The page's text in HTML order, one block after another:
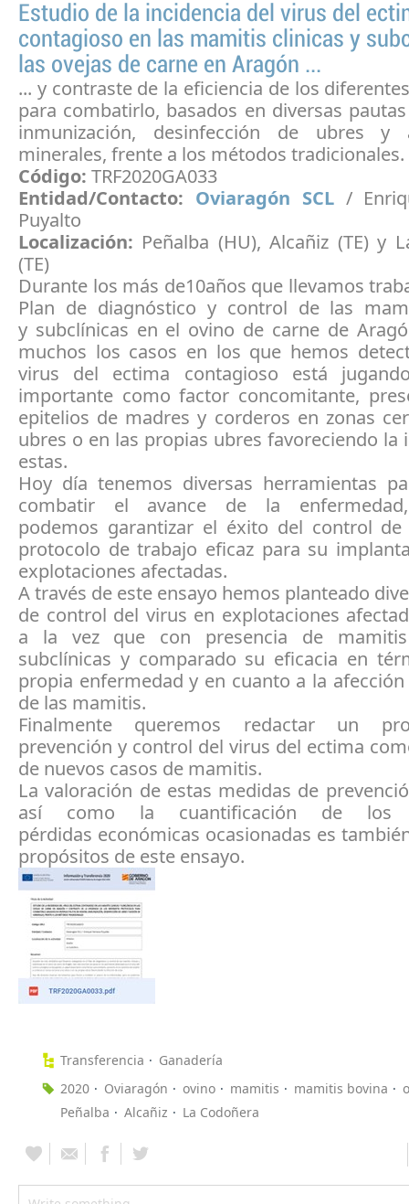
Estudio de la incidencia del virus del
contagioso en las mamitis clinicas y
las ovejas de carne en Aragón ...
... y contraste de la eficiencia de los
para combatirlo, basados en diversas
inmunización, desinfección de ubres y
minerales, frente a los métodos tradicionales.
Código: TRF2020GA033
Entidad/Contacto: Oviaragón SCL/
Puyalto
Localización: Peñalba (HU), Alcañiz (TE) y
(TE)
Durante los más de10años que llevamos
Plan de diagnóstico y control de las
y subclínicas en el ovino de carne de
muchos los casos en los que hemos
virus del ectima contagioso está
importante como factor concomitante,
epitelios de madres y corderos en zonas
ubres o en las propias ubres favoreciendo la
estas.
Hoy día tenemos diversas herramientas
combatir el avance de la
podemos garantizar el éxito del control
protocolo de trabajo eficaz para su
explotaciones afectadas.
A través de este ensayo hemos planteado
de control del virus en explotaciones
a la vez que con presencia de
subclínicas y comparado su eficacia en
propia enfermedad y en cuanto a la
de las mamitis.
Finalmente queremos redactar un
prevención y control del virus del ectima
de nuevos casos de mamitis.
La valoración de estas medidas de
así como la cuantificación de los
pérdidas económicas ocasionadas es
propósitos de este ensayo.
Transferencia
Ganadería
2020
Oviaragón ovino mamitis mamitis bovina
Peñalba
Alcañiz La Codoñera